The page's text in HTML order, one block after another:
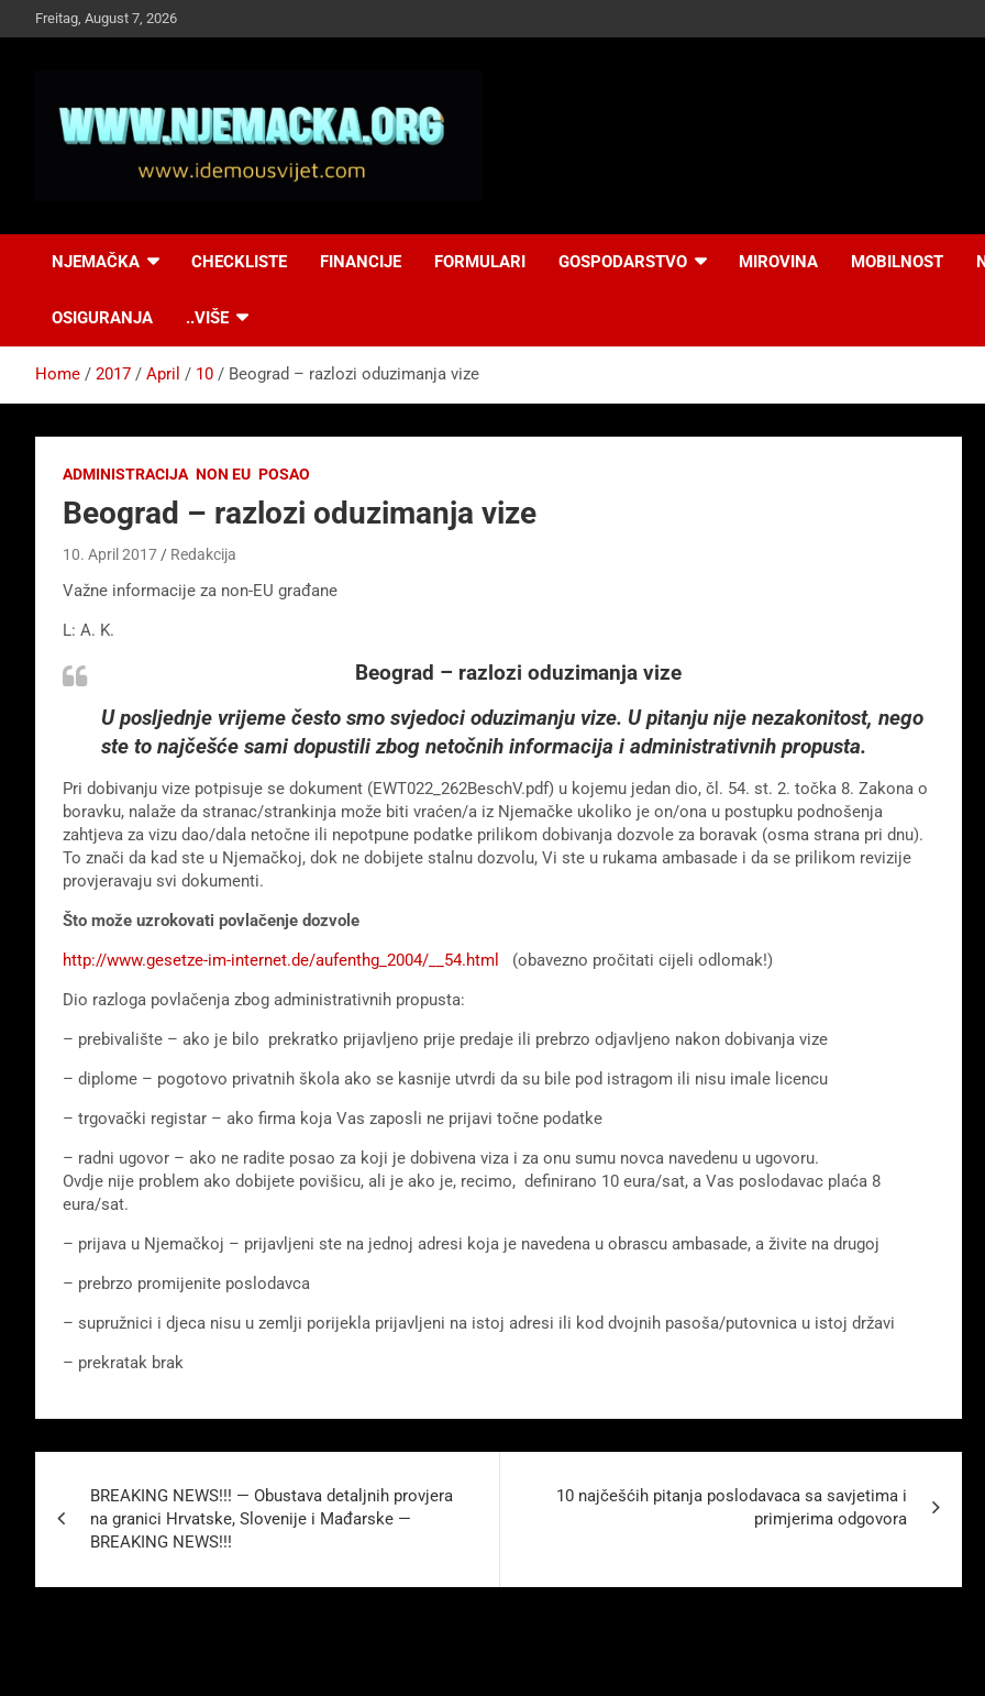
to
Freitag, August 7, 2026
Idemo u Svijet-
NJEMAČKA CHECKLISTE FINANCIJE FORMULARI GOSPODARSTVO MIROVINA MOBILNOST
OSIGURANJA ..VIŠE
Home 2017 April 10 Beograd – razlozi oduzimanja vize
ADMINISTRACIJA NON EU POSAO
Beograd – razlozi oduzimanja vize
10. April 2017 Redakcija
Važne informacije za non-EU građane
L: A. K.
Beograd – razlozi oduzimanja vize
U posljednje vrijeme često smo svjedoci oduzimanju vize. U pitanju nije nezakonitost, nego
ste to najčešće sami dopustili zbog netočnih informacija i administrativnih propusta.
Pri dobivanju vize potpisuje se dokument (EWT022_262BeschV.pdf) u kojemu jedan dio, čl. 54. st. 2. točka 8. Zakona o
boravku, nalaže da stranac/strankinja može biti vraćen/a iz Njemačke ukoliko je on/ona u postupku podnošenja
zahtjeva za vizu dao/dala netočne ili nepotpune podatke prilikom dobivanja dozvole za boravak (osma strana pri dnu).
To znači da kad ste u Njemačkoj, dok ne dobijete stalnu dozvolu, Vi ste u rukama ambasade i da se prilikom revizije
provjeravaju svi dokumenti.
Što može uzrokovati povlačenje dozvole
http://www.gesetze-im-internet.de/aufenthg_2004/__54.html
(obavezno pročitati cijeli odlomak!)
Dio razloga povlačenja zbog administrativnih propusta:
– prebivalište – ako je bilo prekratko prijavljeno prije predaje ili prebrzo odjavljeno nakon dobivanja vize
– diplome – pogotovo privatnih škola ako se kasnije utvrdi da su bile pod istragom ili nisu imale licencu
– trgovački registar – ako firma koja Vas zaposli ne prijavi točne podatke
– radni ugovor – ako ne radite posao za koji je dobivena viza i za onu sumu novca navedenu u ugovoru.
Ovdje nije problem ako dobijete povišicu, ali je ako je, recimo, definirano 10 eura/sat, a Vas poslodavac plaća 8
eura/sat.
– prijava u Njemačkoj – prijavljeni ste na jednoj adresi koja je navedena u obrascu ambasade, a živite na drugoj
– prebrzo promijenite poslodavca
– supružnici i djeca nisu u zemlji porijekla prijavljeni na istoj adresi ili kod dvojnih pasoša/putovnica u istoj državi
– prekratak brak
BREAKING NEWS!!! — Obustava detaljnih provjera
na granici Hrvatske, Slovenije i Mađarske —
BREAKING NEWS!!!
10 najčešćih pitanja poslodavaca sa savjetima i
primjerima odgovora